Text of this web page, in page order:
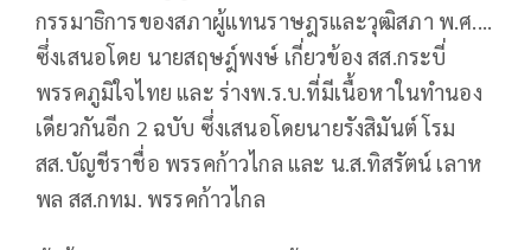
กรรมาธิการของสภาผู้แทนราษฎรและวุฒิสภา พ.ศ....
ซึ่งเสนอโดย นายสฤษฎ์พงษ์ เกี่ยวข้อง สส.กระบี่
พรรคภูมิใจไทย และ ร่างพ.ร.บ.ที่มีเนื้อหาในทำนอง
เดียวกันอีก 2 ฉบับ ซึ่งเสนอโดยนายรังสิมันต์ โรม
สส.บัญชีราชื่อ พรรคก้าวไกล และ น.ส.ทิสรัตน์ เลาห
พล สส.กทม. พรรคก้าวไกล